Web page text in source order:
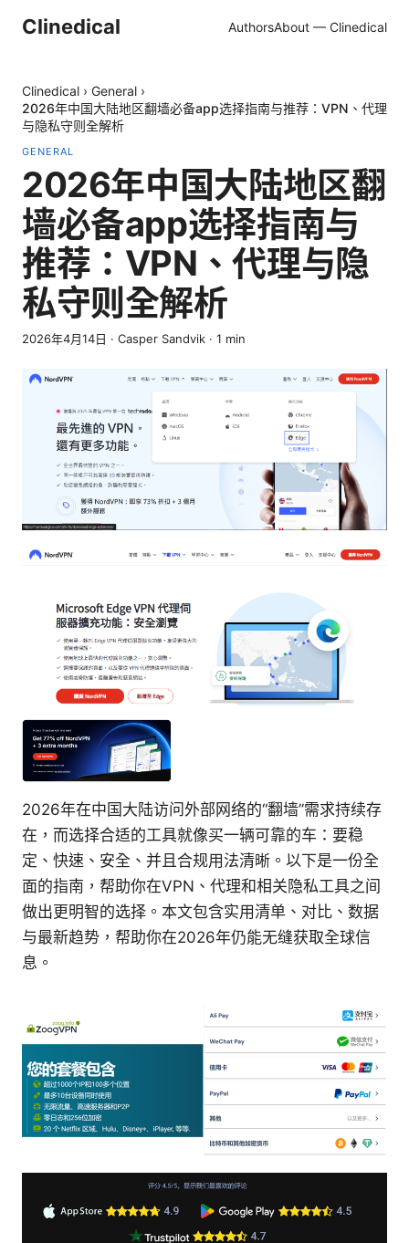
Clinedical AuthorsAbout — Clinedical
Clinedical › General ›
2026年中国大陆地区翻墙必备app选择指南与推荐：VPN、代理
与隐私守则全解析
GENERAL
2026年中国大陆地区翻
墙必备app选择指南与
推荐：VPN、代理与隐
私守则全解析
2026年4月14日 · Casper Sandvik · 1 min
2026年在中国大陆访问外部网络的“翻墙”需求持续存
在，而选择合适的工具就像买一辆可靠的车：要稳
定、快速、安全、并且合规用法清晰。以下是一份全
面的指南，帮助你在VPN、代理和相关隐私工具之间
做出更明智的选择。本文包含实用清单、对比、数据
与最新趋势，帮助你在2026年仍能无缝获取全球信
息。